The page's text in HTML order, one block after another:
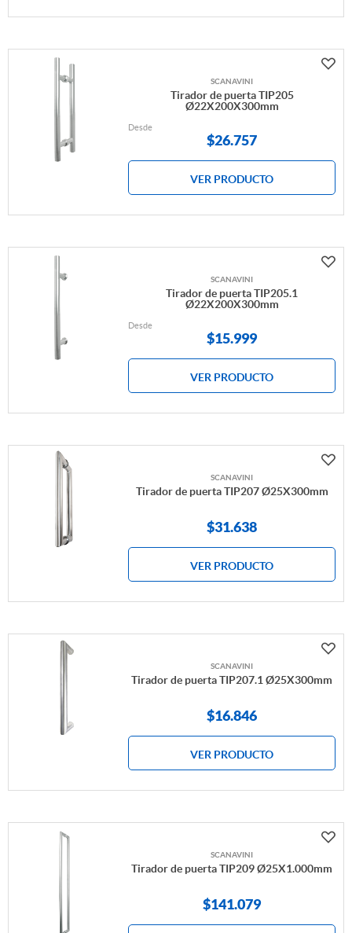
SCANAVINI
Tirador de puerta TIP205
Ø22X200X300mm
Desde
$26.757
VER PRODUCTO
SCANAVINI
Tirador de puerta TIP205.1
Ø22X200X300mm
Desde
$15.999
VER PRODUCTO
SCANAVINI
Tirador de puerta TIP207 Ø25X300mm
$31.638
VER PRODUCTO
SCANAVINI
Tirador de puerta TIP207.1 Ø25X300mm
$16.846
VER PRODUCTO
SCANAVINI
Tirador de puerta TIP209 Ø25X1.000mm
$141.079